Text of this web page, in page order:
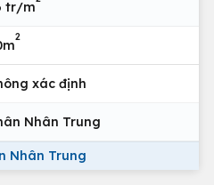
tr/m
2
xác định
Nhân Trung
Nhân Trung